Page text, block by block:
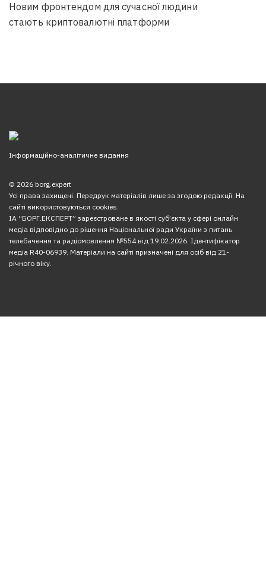
Новим фронтендом для сучасної людини
стають криптовалютні платформи
Інформаційно-аналітичне видання
© 2026 borg.expert
Усі права захищені. Передрук матеріалів лише за згодою редакції. На
сайті використовуються cookies.
ІА “БОРГ.ЕКСПЕРТ” зареєстроване в якості суб’єкта у сфері онлайн
медіа відповідно до рішення Національної ради України з питань
телебачення та радіомовлення №554 від 19.02.2026. Ідентифікатор
медіа R40-06939. Матеріали на сайті призначені для осіб від 21-
річного віку.